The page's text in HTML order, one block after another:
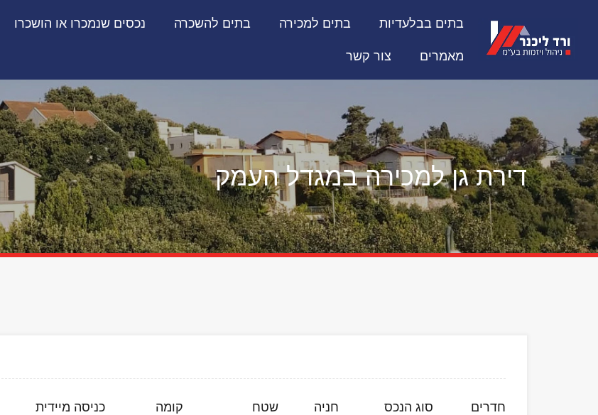
בתים בבלעדיות בתים למכירה בתים להשכרה נכסים שנמכרו או הושכרו
מאמרים צור קשר
דירת גן למכירה במגדל העמק
חדרים סוג הנכס חניה שטח קומה כניסה מיידית